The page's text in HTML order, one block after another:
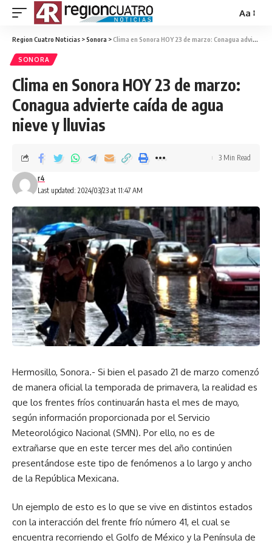
Aa
Region Cuatro Noticias >Sonora >Clima en Sonora HOY 23 de marzo: Conagua advierte caída de agua nieve y lluvias
SONORA
Clima en Sonora HOY 23 de marzo:
Conagua advierte caída de agua
nieve y lluvias
Last updated: 2024/03/23 at 11:47 AM
r4
3 Min Read
Hermosillo, Sonora.- Si bien el pasado 21 de marzo comenzó
de manera oficial la temporada de primavera, la realidad es
que los frentes fríos continuarán hasta el mes de mayo,
según información proporcionada por el Servicio
Meteorológico Nacional (SMN). Por ello, no es de
extrañarse que en este tercer mes del año continúen
presentándose este tipo de fenómenos a lo largo y ancho
de la República Mexicana.
Un ejemplo de esto es lo que se vive en distintos estados
con la interacción del frente frío número 41, el cual se
encuentra recorriendo el Golfo de México y la Península de